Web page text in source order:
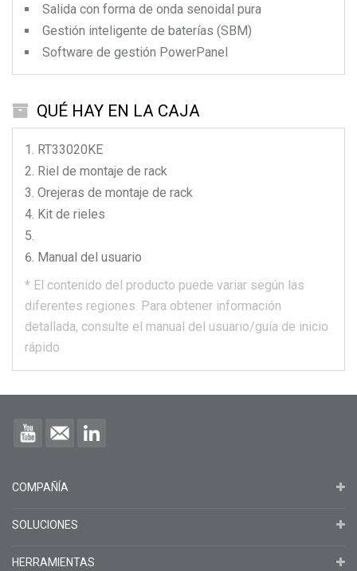
Salida con forma de onda senoidal pura
Gestión inteligente de baterías (SBM)
Software de gestión PowerPanel
QUÉ HAY EN LA CAJA
RT33020KE
Riel de montaje de rack
Orejeras de montaje de rack
Kit de rieles
Manual del usuario
* El contenido del producto puede variar según las
diferentes regiones. Para obtener información
detallada, consulte el manual del usuario/guía de inicio
rápido
COMPAÑÍA
SOLUCIONES
HERRAMIENTAS